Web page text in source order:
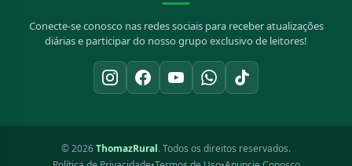
Conecte-se conosco nas redes sociais para receber atualizações
diárias e participar do nosso grupo exclusivo de leitores!
© 2026ThomazRural. Todos os direitos reservados.